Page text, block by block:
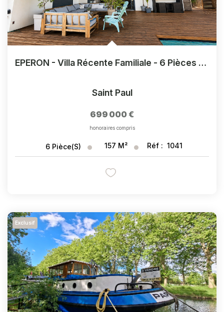
EPERON - Villa Récente Familiale - 6 Pièces 5 Chambres - CALME
Saint Paul
699 000 €
honoraires compris
6 Pièce(s) 157 M² Réf : 1041
Exclusif